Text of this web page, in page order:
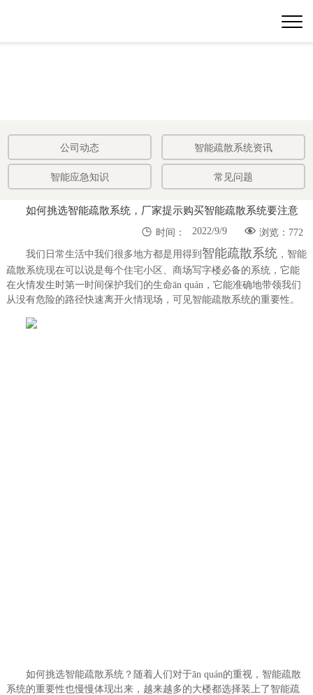
公司动态 智能疏散系统资讯
智能应急知识 常见问题
如何挑选智能疏散系统，厂家提示购买智能疏散系统要注意
 浏览：772
 时间： 2022/9/9
我们日常生活中我们很多地方都是用得到 智能疏散系统，智能
疏散系统现在可以说是每个住宅小区、商场写字楼必备的系统，它能
在火情发生时第一时间保护我们的生命ān quán，它能准确地带领我们
从没有危险的路径快速离开火情现场，可见智能疏散系统的重要性。
如何挑选智能疏散系统？随着人们对于ān quán的重视，智能疏散
系统的重要性也慢慢体现出来，越来越多的大楼都选择装上了智能疏